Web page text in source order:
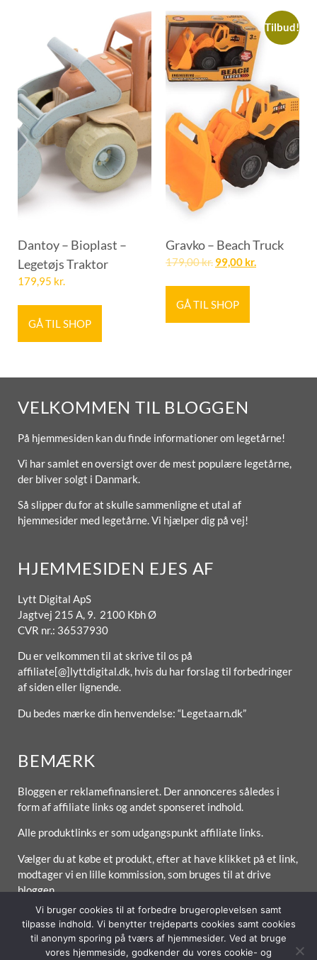
Dantoy – Bioplast –
Legetøjs Traktor
179,95 kr.
GÅ TIL SHOP
Tilbud!
Gravko – Beach Truck
179,00kr. 99,00 kr.
GÅ TIL SHOP
VELKOMMEN TIL BLOGGEN
På hjemmesiden kan du finde informationer om legetårne!
Vi har samlet en oversigt over de mest populære legetårne,
der bliver solgt i Danmark.
Så slipper du for at skulle sammenligne et utal af
hjemmesider med legetårne. Vi hjælper dig på vej!
HJEMMESIDEN EJES AF
Lytt Digital ApS
Jagtvej 215 A, 9. 2100 Kbh Ø
CVR nr.: 36537930
Du er velkommen til at skrive til os på
affiliate[@]lyttdigital.dk, hvis du har forslag til forbedringer
af siden eller lignende.
Du bedes mærke din henvendelse: “Legetaarn.dk”
BEMÆRK
Bloggen er reklamefinansieret. Der annonceres således i
form af affiliate links og andet sponseret indhold.
Alle produktlinks er som udgangspunkt affiliate links.
Vælger du at købe et produkt, efter at have klikket på et link,
modtager vi en lille kommission, som bruges til at drive
bloggen.
Forside Om / Kontakt Betingelser
Vi bruger cookies til at forbedre brugeroplevelsen samt
tilpasse indhold. Vi benytter trejdeparts cookies samt cookies
til anonym sporing på tværs af hjemmesider. Ved at bruge
vores hjemmeside, godkender du vores cookie- og